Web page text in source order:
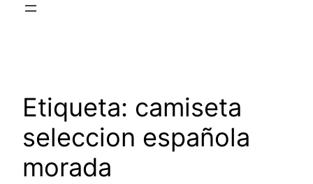
Etiqueta: camiseta
seleccion española
morada